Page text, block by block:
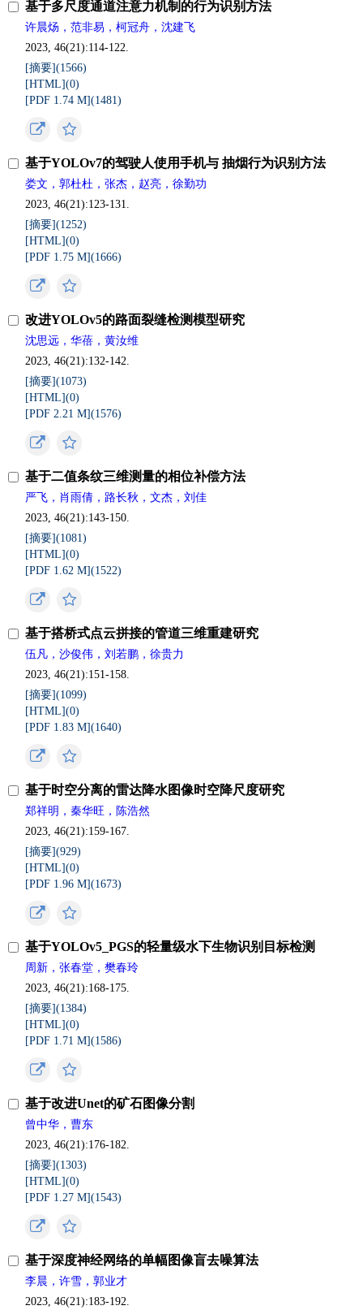
基于多尺度通道注意力机制的行为识别方法
许晨炀，范非易，柯冠舟，沈建飞
2023, 46(21):114-122.
[摘要](1566)
[HTML](0)
[PDF 1.74 M](1481)
基于YOLOv7的驾驶人使用手机与 抽烟行为识别方法
娄文，郭杜杜，张杰，赵亮，徐勤功
2023, 46(21):123-131.
[摘要](1252)
[HTML](0)
[PDF 1.75 M](1666)
改进YOLOv5的路面裂缝检测模型研究
沈思远，华蓓，黄汝维
2023, 46(21):132-142.
[摘要](1073)
[HTML](0)
[PDF 2.21 M](1576)
基于二值条纹三维测量的相位补偿方法
严飞，肖雨倩，路长秋，文杰，刘佳
2023, 46(21):143-150.
[摘要](1081)
[HTML](0)
[PDF 1.62 M](1522)
基于搭桥式点云拼接的管道三维重建研究
伍凡，沙俊伟，刘若鹏，徐贵力
2023, 46(21):151-158.
[摘要](1099)
[HTML](0)
[PDF 1.83 M](1640)
基于时空分离的雷达降水图像时空降尺度研究
郑祥明，秦华旺，陈浩然
2023, 46(21):159-167.
[摘要](929)
[HTML](0)
[PDF 1.96 M](1673)
基于YOLOv5_PGS的轻量级水下生物识别目标检测
周新，张春堂，樊春玲
2023, 46(21):168-175.
[摘要](1384)
[HTML](0)
[PDF 1.71 M](1586)
基于改进Unet的矿石图像分割
曾中华，曹东
2023, 46(21):176-182.
[摘要](1303)
[HTML](0)
[PDF 1.27 M](1543)
基于深度神经网络的单幅图像盲去噪算法
李晨，许雪，郭业才
2023, 46(21):183-192.